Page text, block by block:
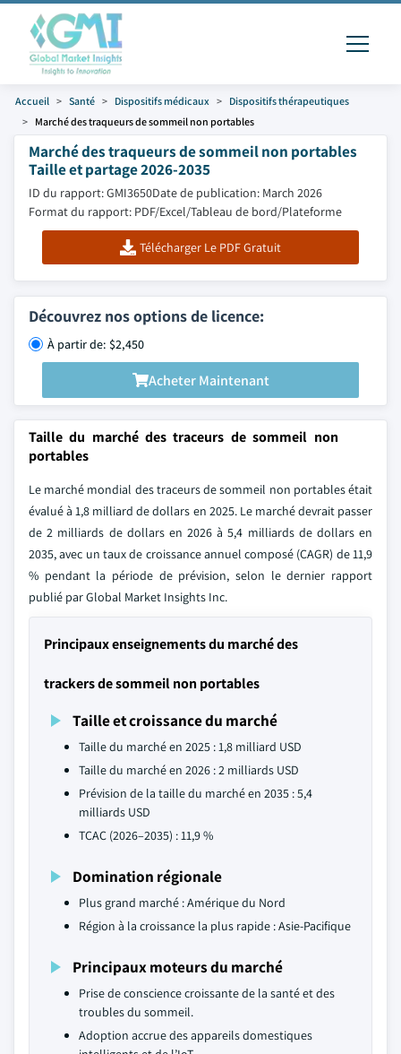
Accueil Santé Dispositifs médicaux
Dispositifs thérapeutiques
Marché des traqueurs de sommeil non portables
Marché des traqueurs de sommeil non portables
Taille et partage 2026-2035
ID du rapport: GMI3650Date de publication: March 2026
Format du rapport: PDF/Excel/Tableau de bord/Plateforme
Télécharger Le PDF Gratuit
Découvrez nos options de licence:
À partir de: $2,450
Acheter Maintenant
Taille du marché des traceurs de sommeil non
portables
Le marché mondial des traceurs de sommeil non portables était
évalué à 1,8 milliard de dollars en 2025. Le marché devrait passer
de 2 milliards de dollars en 2026 à 5,4 milliards de dollars en
2035, avec un taux de croissance annuel composé (CAGR) de 11,9
% pendant la période de prévision, selon le dernier rapport
publié par Global Market Insights Inc.
Principaux enseignements du marché des
trackers de sommeil non portables
Taille et croissance du marché
Taille du marché en 2025 : 1,8 milliard USD
Taille du marché en 2026 : 2 milliards USD
Prévision de la taille du marché en 2035 : 5,4
milliards USD
TCAC (2026–2035) : 11,9 %
Domination régionale
Plus grand marché : Amérique du Nord
Région à la croissance la plus rapide : Asie-Pacifique
Principaux moteurs du marché
Prise de conscience croissante de la santé et des
troubles du sommeil.
Adoption accrue des appareils domestiques